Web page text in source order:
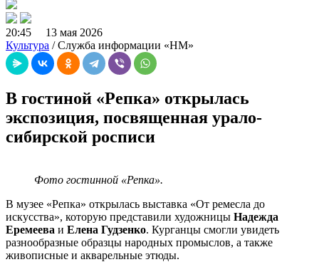
20:45 13 мая 2026
Культура / Служба информации «НМ»
В гостиной «Репка» открылась
экспозиция, посвященная урало-
сибирской росписи
Фото гостинной «Репка».
В музее «Репка» открылась выставка «От ремесла до
искусства», которую представили художницы Надежда
Еремеева и Елена Гудзенко. Курганцы смогли увидеть
разнообразные образцы народных промыслов, а также
живописные и акварельные этюды.